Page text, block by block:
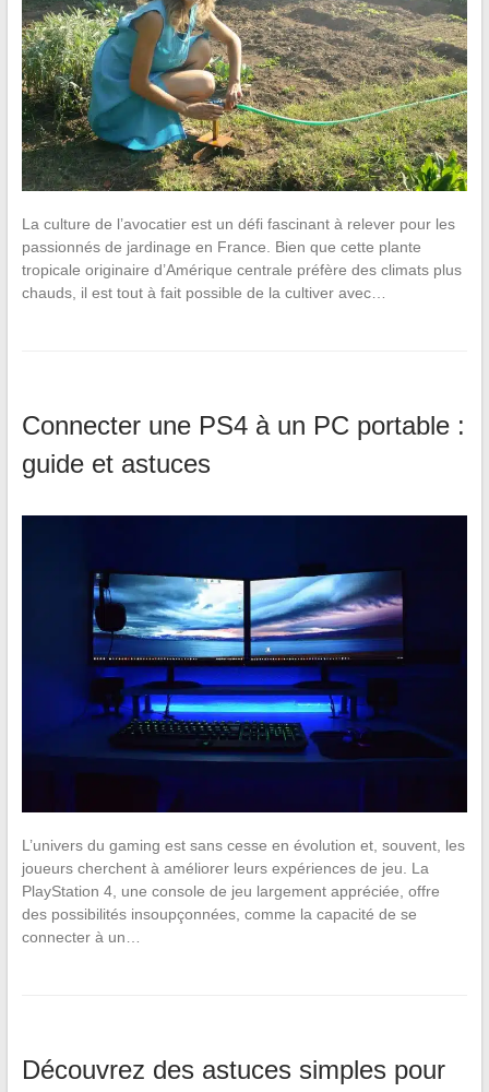
La culture de l’avocatier est un défi fascinant à relever pour les
passionnés de jardinage en France. Bien que cette plante
tropicale originaire d’Amérique centrale préfère des climats plus
chauds, il est tout à fait possible de la cultiver avec…
Connecter une PS4 à un PC portable :
guide et astuces
L’univers du gaming est sans cesse en évolution et, souvent, les
joueurs cherchent à améliorer leurs expériences de jeu. La
PlayStation 4, une console de jeu largement appréciée, offre
des possibilités insoupçonnées, comme la capacité de se
connecter à un…
Découvrez des astuces simples pour